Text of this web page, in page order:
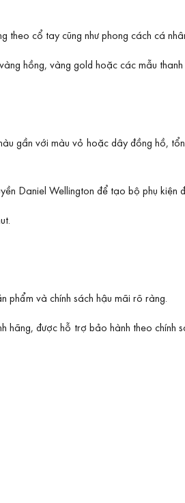
theo cổ tay cũng như phong cách cá
hồng, vàng gold hoặc các mẫu
gần với màu vỏ hoặc dây đồng hồ,
Daniel Wellington để tạo bộ phụ kiện
phẩm và chính sách hậu mãi rõ ràng.
hãng, được hỗ trợ bảo hành theo chính